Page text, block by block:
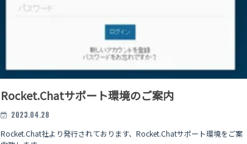
Rocket.Chatサポート環境のご案内
2023.04.28
Rocket.Chat社より発行されております、Rocket.Chatサポート環境をご案